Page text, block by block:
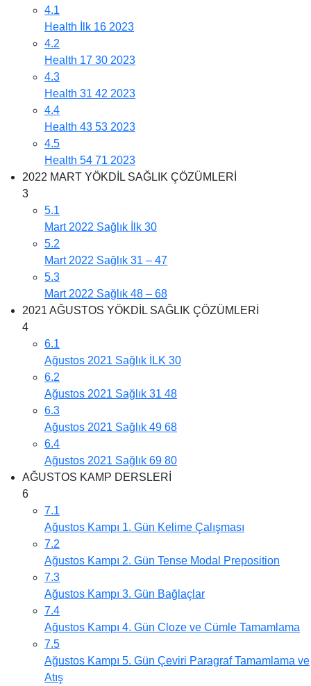
4.1
Health İlk 16 2023
4.2
Health 17 30 2023
4.3
Health 31 42 2023
4.4
Health 43 53 2023
4.5
Health 54 71 2023
2022 MART YÖKDİL SAĞLIK ÇÖZÜMLERİ
3
5.1
Mart 2022 Sağlık İlk 30
5.2
Mart 2022 Sağlık 31 – 47
5.3
Mart 2022 Sağlık 48 – 68
2021 AĞUSTOS YÖKDİL SAĞLIK ÇÖZÜMLERİ
4
6.1
Ağustos 2021 Sağlık İLK 30
6.2
Ağustos 2021 Sağlık 31 48
6.3
Ağustos 2021 Sağlık 49 68
6.4
Ağustos 2021 Sağlık 69 80
AĞUSTOS KAMP DERSLERİ
6
7.1
Ağustos Kampı 1. Gün Kelime Çalışması
7.2
Ağustos Kampı 2. Gün Tense Modal Preposition
7.3
Ağustos Kampı 3. Gün Bağlaçlar
7.4
Ağustos Kampı 4. Gün Cloze ve Cümle Tamamlama
7.5
Ağustos Kampı 5. Gün Çeviri Paragraf Tamamlama ve
Atış